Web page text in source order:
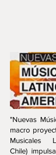
"Nuevas
macro
Musicales
Chile)